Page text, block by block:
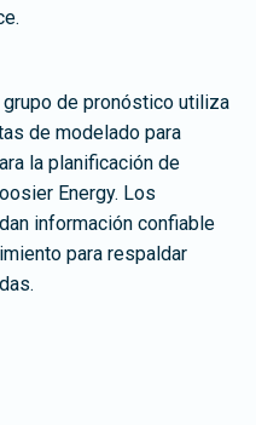
de pronóstico utiliza
de modelado para
la planificación de
Energy. Los
información confiable
para respaldar